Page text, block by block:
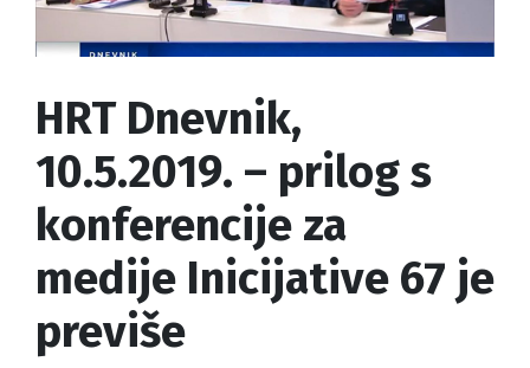
HRT Dnevnik,
10.5.2019. – prilog s
konferencije za
medije Inicijative 67 je
previše